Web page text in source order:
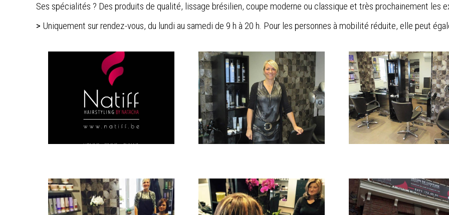
Ses spécialités ? Des produits de qualité, lissage brésilien, coupe moderne ou classique et très prochainement les
> Uniquement sur rendez-vous, du lundi au samedi de 9 h à 20 h. Pour les personnes à mobilité réduite, elle peut